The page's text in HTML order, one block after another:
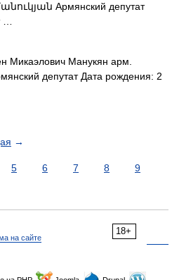
Армянский депутат
…
Микаэлович Манукян арм.
депутат Дата рождения: 2
→
5 6 7 8
9
18+
на сайте